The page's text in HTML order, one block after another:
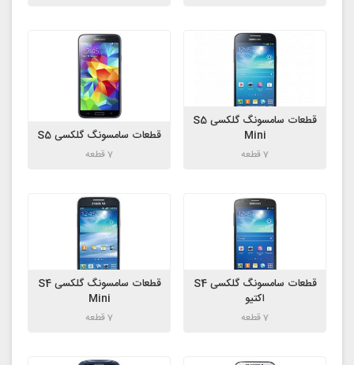
قطعات سامسونگ گلکسی S5
Mini
7 قطعه
قطعات سامسونگ گلکسی S5
7 قطعه
قطعات سامسونگ گلکسی S4
اکتیو
7 قطعه
قطعات سامسونگ گلکسی S4
Mini
7 قطعه